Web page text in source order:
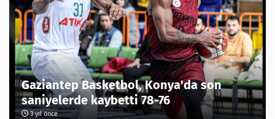
Gaziantep Basketbol, Konya'da son
saniyelerde kaybetti 78-76
3 yıl önce